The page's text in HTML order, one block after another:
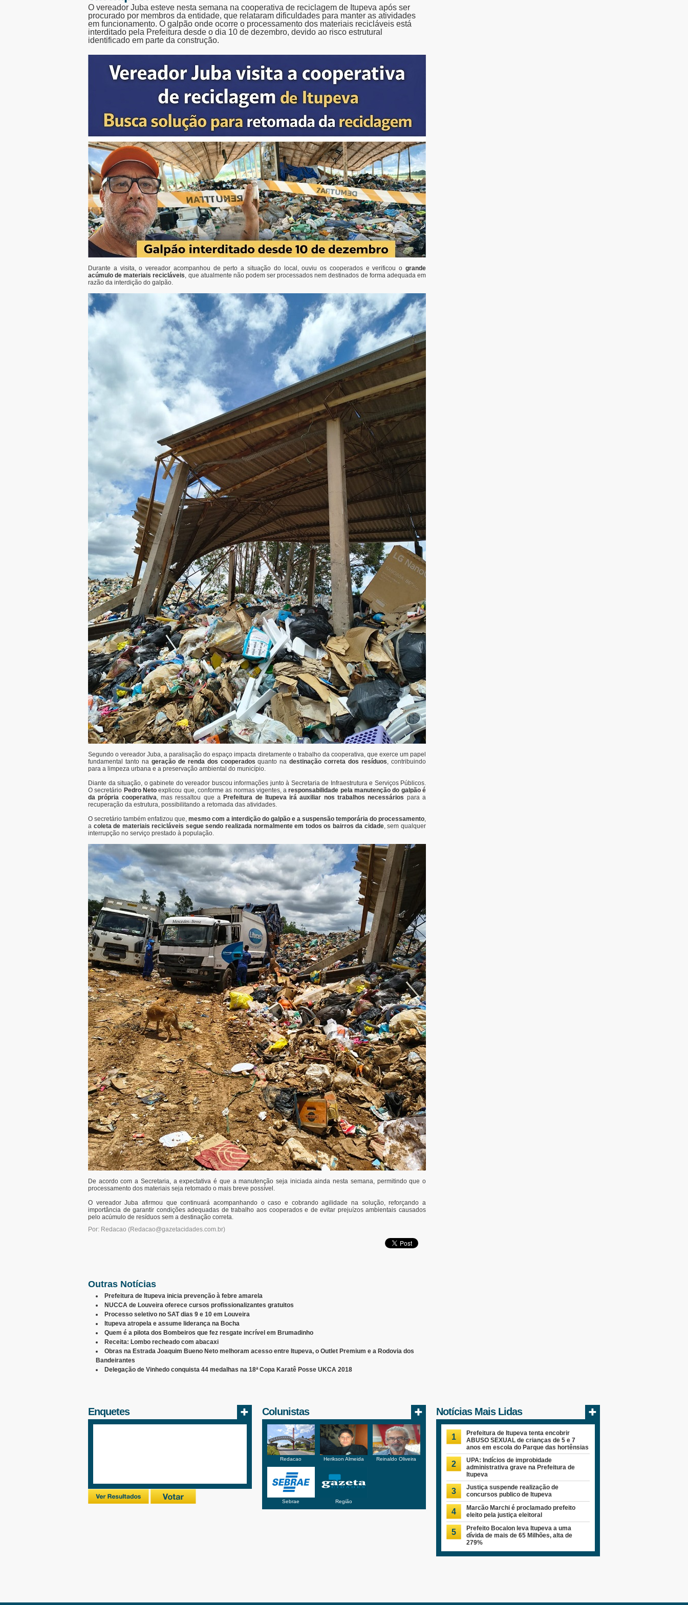
O vereador Juba esteve nesta semana na cooperativa de reciclagem de Itupeva após ser
procurado por membros da entidade, que relataram dificuldades para manter as atividades
em funcionamento. O galpão onde ocorre o processamento dos materiais recicláveis está
interditado pela Prefeitura desde o dia 10 de dezembro, devido ao risco estrutural
identificado em parte da construção.
Durante a visita, o vereador acompanhou de perto a situação do local, ouviu os cooperados e verificou o grande
acúmulo de materiais recicláveis, que atualmente não podem ser processados nem destinados de forma adequada em
razão da interdição do galpão.
Segundo o vereador Juba, a paralisação do espaço impacta diretamente o trabalho da cooperativa, que exerce um papel
fundamental tanto na geração de renda dos cooperados quanto nadestinação correta dos resíduos, contribuindo
para a limpeza urbana e a preservação ambiental do município.
Diante da situação, o gabinete do vereador buscou informações junto à Secretaria de Infraestrutura e Serviços Públicos.
O secretário Pedro Netoexplicou que, conforme as normas vigentes, aresponsabilidade pela manutenção do galpão é
da própria cooperativa, mas ressaltou que a Prefeitura de Itupeva irá auxiliar nos trabalhos necessários para a
recuperação da estrutura, possibilitando a retomada das atividades.
O secretário também enfatizou que, mesmo com a interdição do galpão e a suspensão temporária do processamento,
a coleta de materiais recicláveis segue sendo realizada normalmente em todos os bairros da cidade, sem qualquer
interrupção no serviço prestado à população.
De acordo com a Secretaria, a expectativa é que a manutenção seja iniciada ainda nesta semana, permitindo que o
processamento dos materiais seja retomado o mais breve possível.
O vereador Juba afirmou que continuará acompanhando o caso e cobrando agilidade na solução, reforçando a
importância de garantir condições adequadas de trabalho aos cooperados e de evitar prejuízos ambientais causados
pelo acúmulo de resíduos sem a destinação correta.
Por: Redacao (Redacao@gazetacidades.com.br)
Outras Notícias
Prefeitura de Itupeva inicia prevenção à febre amarela
NUCCA de Louveira oferece cursos profissionalizantes gratuitos
Processo seletivo no SAT dias 9 e 10 em Louveira
Itupeva atropela e assume liderança na Bocha
Quem é a pilota dos Bombeiros que fez resgate incrível em Brumadinho
Receita: Lombo recheado com abacaxi
Obras na Estrada Joaquim Bueno Neto melhoram acesso entre Itupeva, o Outlet Premium e a Rodovia dos
Bandeirantes
Delegação de Vinhedo conquista 44 medalhas na 18ª Copa Karatê Posse UKCA 2018
Enquetes Colunistas
Redacao Herikson Almeida Reinaldo Oliveira
Sebrae Região
Notícias Mais Lidas
1
Prefeitura de Itupeva tenta encobrir
ABUSO SEXUAL de crianças de 5 e 7
anos em escola do Parque das hortênsias
2
UPA: Indícios de improbidade
administrativa grave na Prefeitura de
Itupeva
3
Justiça suspende realização de
concursos publico de Itupeva
4
Marcão Marchi é proclamado prefeito
eleito pela justiça eleitoral
5
Prefeito Bocalon leva Itupeva a uma
dívida de mais de 65 Milhões, alta de
279%